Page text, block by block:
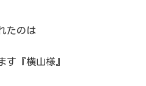
たのは
す『横山様』